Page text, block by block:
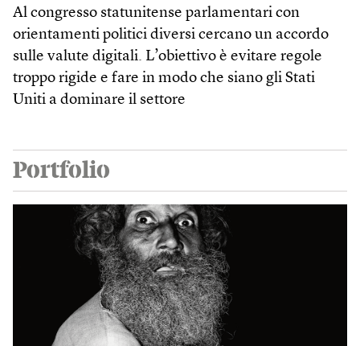
Al congresso statunitense parlamentari con
orientamenti politici diversi cercano un accordo
sulle valute digitali. L’obiettivo è evitare regole
troppo rigide e fare in modo che siano gli Stati
Uniti a dominare il settore
Portfolio